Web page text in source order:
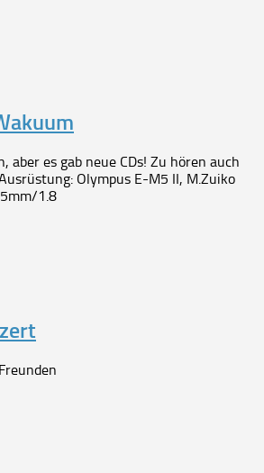
aber es gab neue CDs! Zu hören auch
Olympus E-M5 II, M.Zuiko
1.8